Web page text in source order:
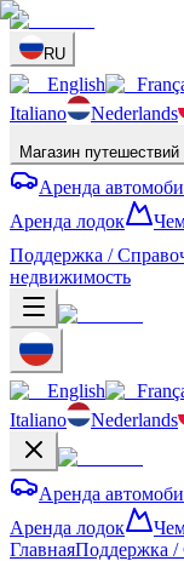
RU
English
Italiano
Nederlands
Магазин путешествий
Аренда
Аренда лодок
Поддержка /
недвижимость
English
Italiano
Nederlands
Аренда
Аренда лодок
ГлавнаяПоддержка /